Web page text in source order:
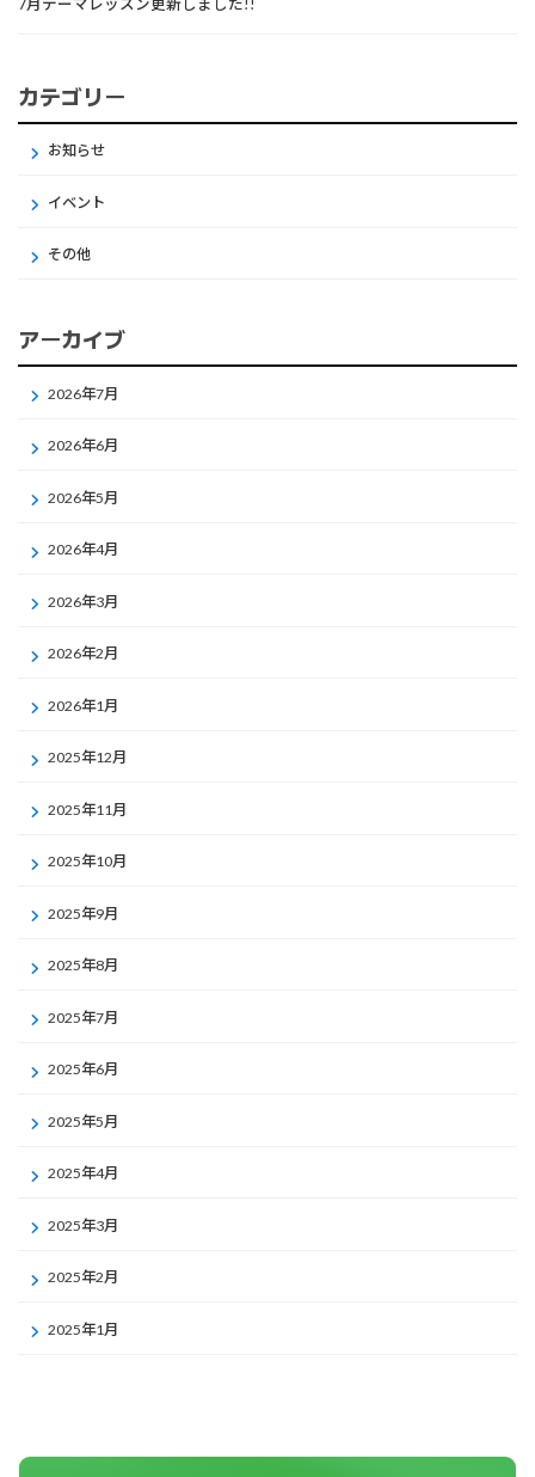
7月テーマレッスン更新しました!!
カテゴリー
お知らせ
イベント
その他
アーカイブ
2026年7月
2026年6月
2026年5月
2026年4月
2026年3月
2026年2月
2026年1月
2025年12月
2025年11月
2025年10月
2025年9月
2025年8月
2025年7月
2025年6月
2025年5月
2025年4月
2025年3月
2025年2月
2025年1月